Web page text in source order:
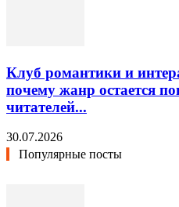
Клуб романтики и
почему жанр остается
читателей...
30.07.2026
Популярные посты